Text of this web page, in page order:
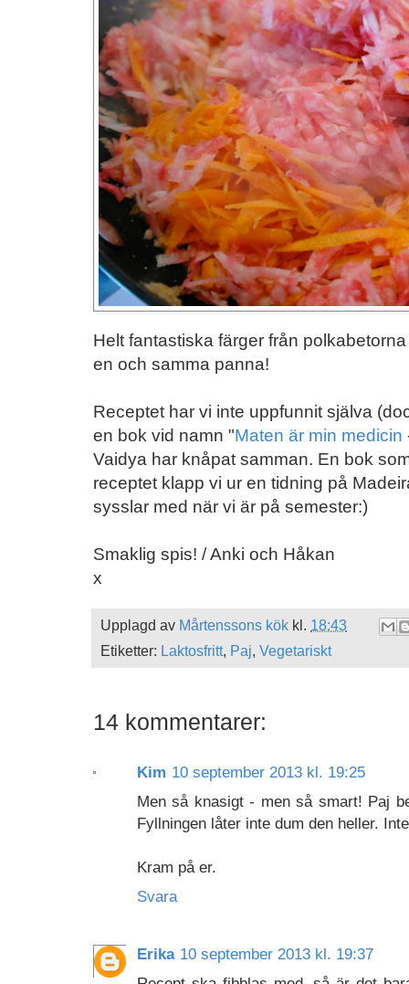
Helt fantastiska färger från
en och samma panna!
Receptet har vi inte uppfunnit själva
en bok vid namn "Maten är min medicin
Vaidya har knåpat samman. En bok
receptet klapp vi ur en tidning på
sysslar med när vi är på semester:)
Smaklig spis! / Anki och Håkan
x
Upplagd av Mårtenssons kök kl. 18:43
Etiketter: Laktosfritt, Paj, Vegetariskt
14 kommentarer:
Kim 10 september 2013 kl. 19:25
Men så knasigt - men så smart! Paj
Fyllningen låter inte dum den heller.
Kram på er.
Svara
Erika 10 september 2013 kl. 19:37